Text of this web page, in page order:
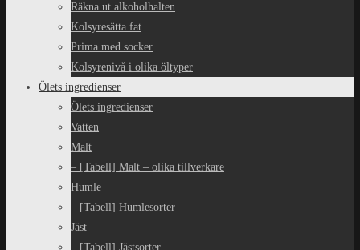
Räkna ut alkoholhalten
Kolsyresätta fat
Prima med socker
Kolsyrenivå i olika öltyper
Ölets ingredienser
Ölets ingredienser
Vatten
Malt
– [Tabell] Malt – olika tillverkare
Humle
– [Tabell] Humlesorter
Jäst
– [Tabell] Jästsorter